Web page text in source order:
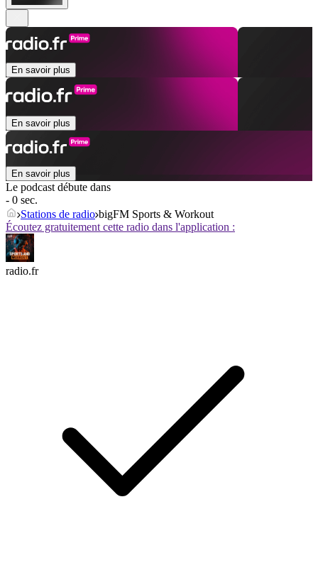
En savoir plus
En savoir plus
En savoir plus
Le podcast débute dans
- 0 sec.
Stations de radio bigFM Sports & Workout
Écoutez gratuitement cette radio dans l'application :
radio.fr